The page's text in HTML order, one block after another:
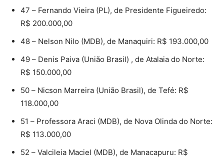
47 – Fernando Vieira (PL), de Presidente Figueiredo:
R$ 200.000,00
48 – Nelson Nilo (MDB), de Manaquiri: R$ 193.000,00
49 – Denis Paiva (União Brasil) , de Atalaia do Norte:
R$ 150.000,00
50 – Nicson Marreira (União Brasil), de Tefé: R$
118.000,00
51 – Professora Araci (MDB), de Nova Olinda do Norte:
R$ 113.000,00
52 – Valcileia Maciel (MDB), de Manacapuru: R$